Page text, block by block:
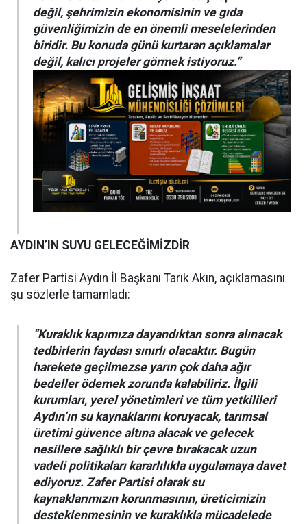
değil, şehrimizin ekonomisinin ve gıda
güvenliğimizin de en önemli meselelerinden
biridir. Bu konuda günü kurtaran açıklamalar
değil, kalıcı projeler görmek istiyoruz.”
AYDIN’IN SUYU GELECEĞİMİZDİR
Zafer Partisi Aydın İl Başkanı Tarık Akın, açıklamasını
şu sözlerle tamamladı:
“Kuraklık kapımıza dayandıktan sonra alınacak
tedbirlerin faydası sınırlı olacaktır. Bugün
harekete geçilmezse yarın çok daha ağır
bedeller ödemek zorunda kalabiliriz. İlgili
kurumları, yerel yönetimleri ve tüm yetkilileri
Aydın’ın su kaynaklarını koruyacak, tarımsal
üretimi güvence altına alacak ve gelecek
nesillere sağlıklı bir çevre bırakacak uzun
vadeli politikaları kararlılıkla uygulamaya davet
ediyoruz. Zafer Partisi olarak su
kaynaklarımızın korunmasının, üreticimizin
desteklenmesinin ve kuraklıkla mücadelede